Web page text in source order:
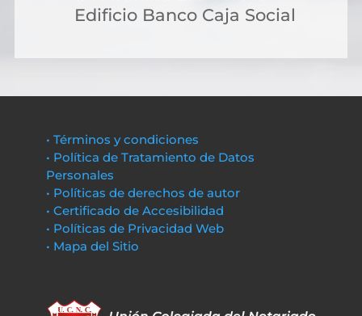
Edificio Banco Caja Social
• Términos y condiciones
• Política de Tratamiento de Datos
Personales
• Políticas de derechos de autor
• Certificado de Accesibilidad
• Políticas de Privacidad Web
• Mapa del Sitio